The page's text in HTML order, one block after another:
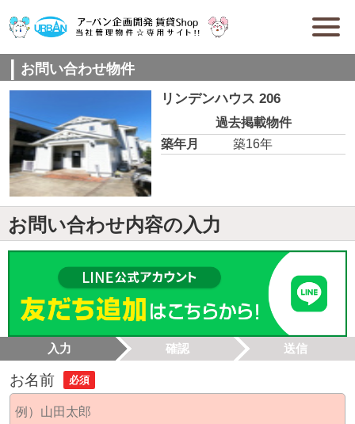
お問い合わせ物件
リンデンハウス 206
過去掲載物件
築年月
築16年
お問い合わせ内容の入力
入力 確認 送信
お名前 必須